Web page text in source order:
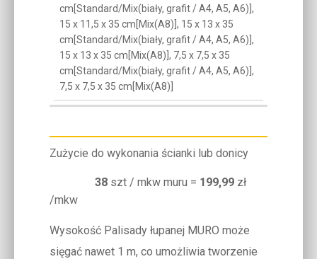
cm[Standard/Mix(biały, grafit / A4, A5, A6)],
15 x 11,5 x 35 cm[Mix(A8)], 15 x 13 x 35
cm[Standard/Mix(biały, grafit / A4, A5, A6)],
15 x 13 x 35 cm[Mix(A8)], 7,5 x 7,5 x 35
cm[Standard/Mix(biały, grafit / A4, A5, A6)],
7,5 x 7,5 x 35 cm[Mix(A8)]
Zużycie do wykonania ścianki lub donicy
38 szt / mkw muru = 199,99 zł
/mkw
Wysokość Palisady łupanej MURO może
sięgać nawet 1 m, co umożliwia tworzenie